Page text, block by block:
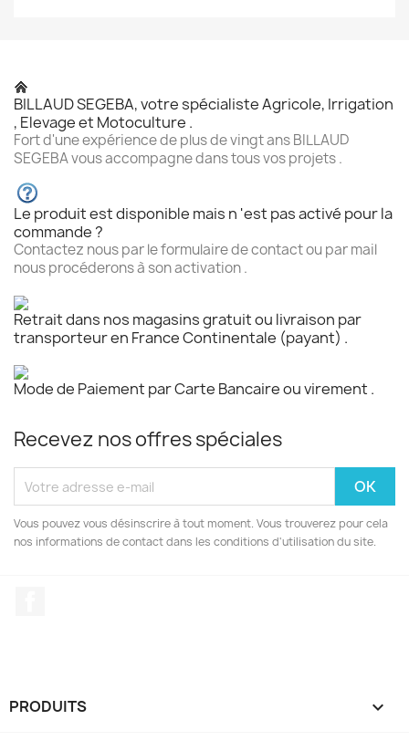
BILLAUD SEGEBA, votre spécialiste Agricole, Irrigation
, Elevage et Motoculture .
Fort d'une expérience de plus de vingt ans BILLAUD
SEGEBA vous accompagne dans tous vos projets .
Le produit est disponible mais n 'est pas activé pour la
commande ?
Contactez nous par le formulaire de contact ou par mail
nous procéderons à son activation .
Retrait dans nos magasins gratuit ou livraison par
transporteur en France Continentale (payant) .
Mode de Paiement par Carte Bancaire ou virement .
Recevez nos offres spéciales
Vous pouvez vous désinscrire à tout moment. Vous trouverez pour cela
nos informations de contact dans les conditions d'utilisation du site.
PRODUITS 